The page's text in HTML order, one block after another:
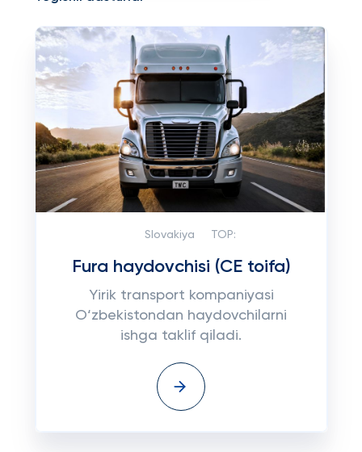
Slovakiya TOP:
Fura haydovchisi (CE toifa)
Yirik transport kompaniyasi
O‘zbekistondan haydovchilarni
ishga taklif qiladi.